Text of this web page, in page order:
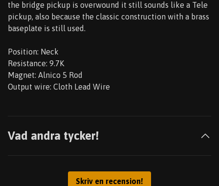
the bridge pickup is overwound it still sounds like a Tele
pickup, also because the classic construction with a brass
baseplate is still used.
Position: Neck
Resistance: 9.7K
Magnet: Alnico 5 Rod
Output wire: Cloth Lead Wire
Vad andra tycker!
Skriv en recension!